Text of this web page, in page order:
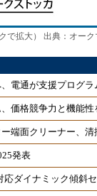
で拡大） 出典：オーク
電通が支援プログラ
価格競争力と機能性
端面クリーナー、
発表
ダイナミック傾斜